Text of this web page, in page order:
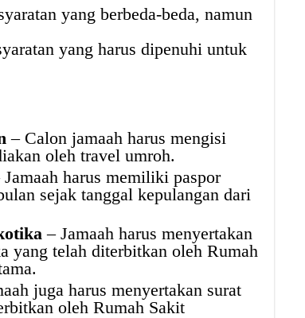
yang berbeda-beda, namun
yang harus dipenuhi untuk
– Calon jamaah harus mengisi
oleh travel umroh.
harus memiliki paspor
sejak tanggal kepulangan dari
– Jamaah harus menyertakan
yang telah diterbitkan oleh Rumah
juga harus menyertakan surat
oleh Rumah Sakit